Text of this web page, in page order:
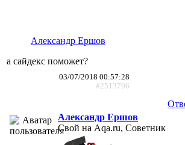
Александр Ершов
а сайдекс поможет?
03/07/2018 00:57:28
#2513706
Александр Ершов
Свой на Aqa.ru, Советник